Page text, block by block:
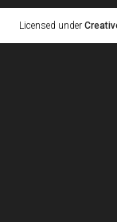
Licensed under